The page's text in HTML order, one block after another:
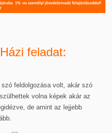
feladat:
feldolgozása volt, akár szó
volna képek akár az
de amint az lejjebb